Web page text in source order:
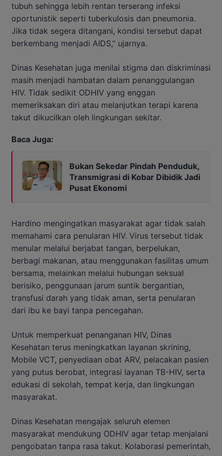
tubuh sehingga lebih rentan terserang infeksi
oportunistik seperti tuberkulosis dan pneumonia.
Jika tidak segera ditangani, kondisi tersebut dapat
berkembang menjadi AIDS,” ujarnya.
Dinas Kesehatan juga menilai stigma dan diskriminasi
masih menjadi hambatan dalam penanggulangan
HIV. Tidak sedikit ODHIV yang enggan
memeriksakan diri atau melanjutkan terapi karena
takut dikucilkan oleh lingkungan sekitar.
Baca Juga:
Bukan Sekedar Pindah Penduduk,
Transmigrasi di Kobar Dibidik Jadi
Pusat Ekonomi
Hardino mengingatkan masyarakat agar tidak salah
memahami cara penularan HIV. Virus tersebut tidak
menular melalui berjabat tangan, berpelukan,
berbagi makanan, atau menggunakan fasilitas umum
bersama, melainkan melalui hubungan seksual
berisiko, penggunaan jarum suntik bergantian,
transfusi darah yang tidak aman, serta penularan
dari ibu ke bayi tanpa pencegahan.
Untuk memperkuat penanganan HIV, Dinas
Kesehatan terus meningkatkan layanan skrining,
Mobile VCT, penyediaan obat ARV, pelacakan pasien
yang putus berobat, integrasi layanan TB-HIV, serta
edukasi di sekolah, tempat kerja, dan lingkungan
masyarakat.
Dinas Kesehatan mengajak seluruh elemen
masyarakat mendukung ODHIV agar tetap menjalani
pengobatan tanpa rasa takut. Kolaborasi pemerintah,